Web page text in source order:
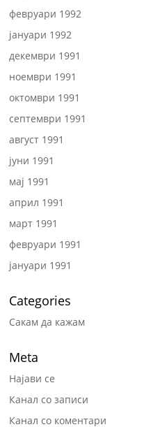
февруари 1992
јануари 1992
декември 1991
ноември 1991
октомври 1991
септември 1991
август 1991
јуни 1991
мај 1991
април 1991
март 1991
февруари 1991
јануари 1991
Categories
Сакам да кажам
Meta
Најави се
Канал со записи
Канал со коментари